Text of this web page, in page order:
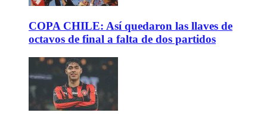
COPA CHILE: Así quedaron las llaves de
octavos de final a falta de dos partidos